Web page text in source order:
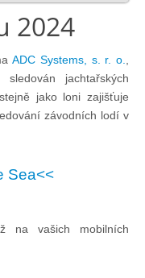
2024
ADC Systems, s. r. o.
jachtařských
jako loni zajišťuje
závodních lodí v
Sea<<
na vašich mobilních